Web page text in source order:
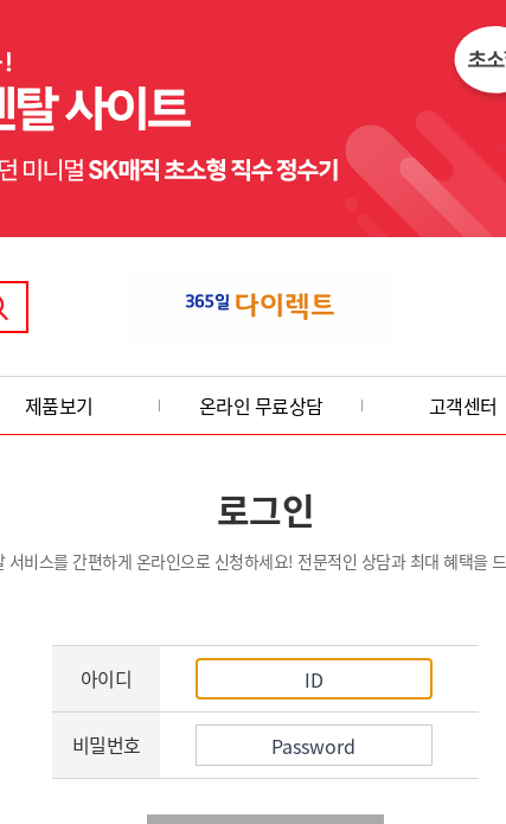
제품보기 온라인 무료상담 고객센터
로그인
서비스를 간편하게 온라인으로 신청하세요! 전문적인 상담과 최대 혜택을
아이디
비밀번호